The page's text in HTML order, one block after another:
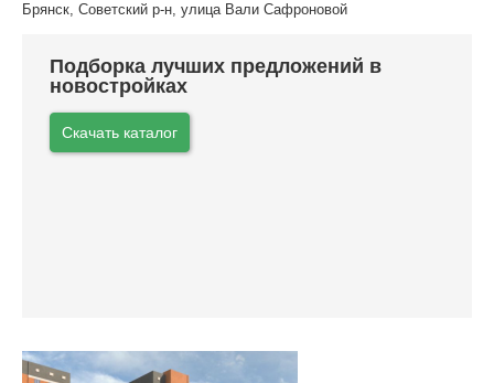
Брянск, Советский р-н, улица Вали Сафроновой
Подборка лучших предложений в
новостройках
Скачать каталог